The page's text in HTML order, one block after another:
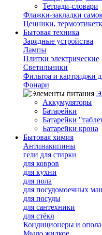
Тетради-словари
Флажки-закладки
Ценники,
Бытовая техника
Зарядные устройства
Лампы
Плитки электрические
Светильники
Фильтра и картриджи
Фонари
Аккумуляторы
Батарейки
Батарейки
Батарейки крона
Бытовая химия
Антинакипины
гели для стирки
для ковров
для кухни
для пола
для посудомоечных
для посуды
для сантехники
для стёкл
Кондиционеры и
Мыло жидкое